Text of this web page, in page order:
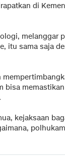
di
melanggar
itu sama saja
bisa
kejaksaan